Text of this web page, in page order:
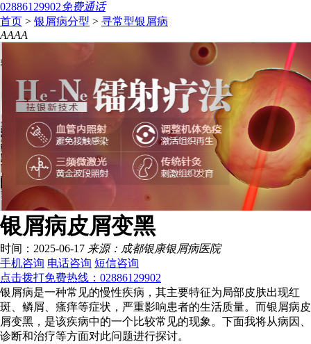
02886129902免费通话
首页 > 银屑病分型 > 寻常型银屑病
AAAA
银屑病皮屑变黑
时间：2025-06-17 来源：成都银康银屑病医院
手机咨询 电话咨询 短信咨询
点击拨打免费热线：02886129902
银屑病是一种常见的慢性疾病，其主要特征为局部皮肤出现红
斑、鳞屑、瘙痒等症状，严重影响患者的生活质量。而银屑病皮
屑变黑，是该疾病中的一个比较常见的现象。下面我将从病因、
诊断和治疗等方面对此问题进行探讨。